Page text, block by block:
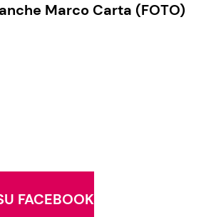
Marco Carta (FOTO)
FACEBOOK